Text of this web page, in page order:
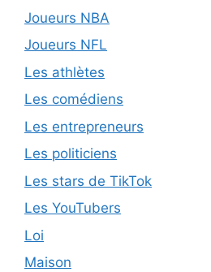
Joueurs NBA
Joueurs NFL
Les athlètes
Les comédiens
Les entrepreneurs
Les politiciens
Les stars de TikTok
Les YouTubers
Loi
Maison